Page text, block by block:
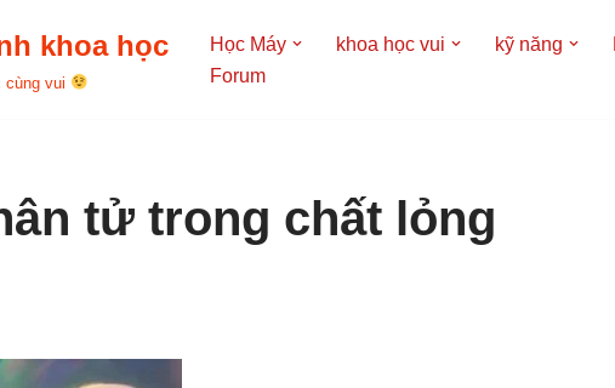
khoa học
cùng vui
Học Máy khoa học vui kỹ năng
Forum
tử trong chất lỏng